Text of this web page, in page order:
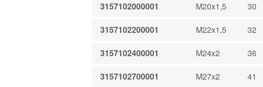
3157102000001 M20x1,5 30
3157102200001 M22x1,5 32
3157102400001 M24x2 36
3157102700001 M27x2 41